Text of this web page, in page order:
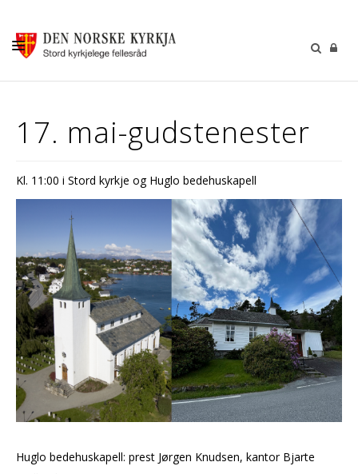
GUDSTENESTER
BARN OG UNGDOM
SOKNERÅDA
INFORMASJON
KONTAKT OSS
GI EI GÅVE
17. mai-gudstenester
Kl. 11:00 i Stord kyrkje og Huglo bedehuskapell
Huglo bedehuskapell: prest Jørgen Knudsen, kantor Bjarte